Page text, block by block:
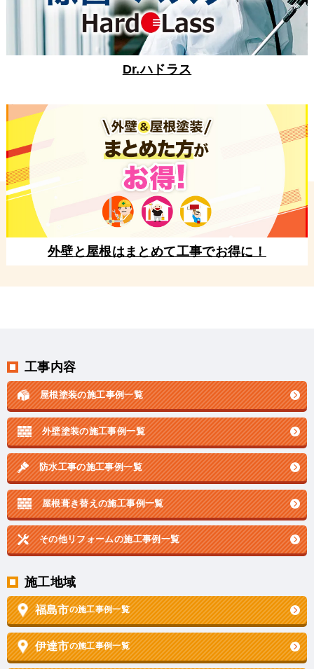
Dr.ハドラス
外壁と屋根はまとめて工事でお得に！
工事内容
屋根塗装の施工事例一覧
外壁塗装の施工事例一覧
防水工事の施工事例一覧
屋根葺き替えの施工事例一覧
その他リフォームの施工事例一覧
施工地域
福島市の施工事例一覧
伊達市の施工事例一覧